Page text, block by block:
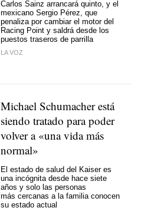
Carlos Sainz arrancará quinto, y el
mexicano Sergio Pérez, que
penaliza por cambiar el motor del
Racing Point y saldrá desde los
puestos traseros de parrilla
LA VOZ
Michael Schumacher está
siendo tratado para poder
volver a «una vida más
normal»
El estado de salud del Kaiser es
una incógnita desde hace siete
años y solo las personas
más cercanas a la familia conocen
su estado actual